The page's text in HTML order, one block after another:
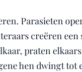
Parasieten
creëren
praten
hen dwingt tot